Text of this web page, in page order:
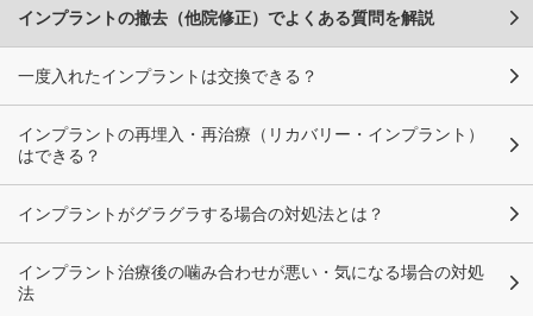
インプラントの撤去（他院修正）でよくある質問を解説
一度入れたインプラントは交換できる？
インプラントの再埋入・再治療（リカバリー・インプラント）
はできる？
インプラントがグラグラする場合の対処法とは？
インプラント治療後の噛み合わせが悪い・気になる場合の対処
法